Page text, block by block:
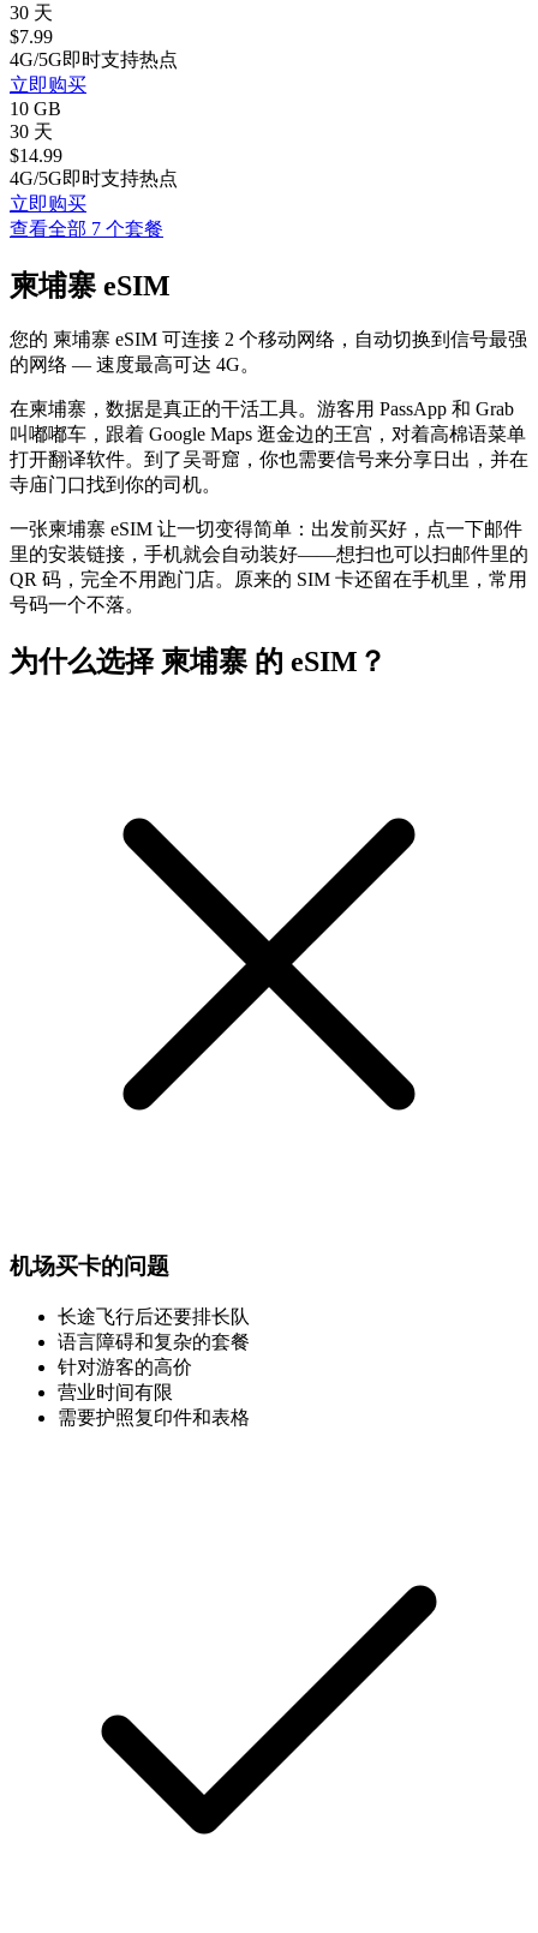
30 天
$7.99
4G/5G即时支持热点
立即购买
10 GB
30 天
$14.99
4G/5G即时支持热点
立即购买
查看全部 7 个套餐
柬埔寨 eSIM
您的 柬埔寨 eSIM 可连接 2 个移动网络，自动切换到信号最强
的网络 — 速度最高可达 4G。
在柬埔寨，数据是真正的干活工具。游客用 PassApp 和 Grab
叫嘟嘟车，跟着 Google Maps 逛金边的王宫，对着高棉语菜单
打开翻译软件。到了吴哥窟，你也需要信号来分享日出，并在
寺庙门口找到你的司机。
一张柬埔寨 eSIM 让一切变得简单：出发前买好，点一下邮件
里的安装链接，手机就会自动装好——想扫也可以扫邮件里的
QR 码，完全不用跑门店。原来的 SIM 卡还留在手机里，常用
号码一个不落。
为什么选择 柬埔寨 的 eSIM？
机场买卡的问题
长途飞行后还要排长队
语言障碍和复杂的套餐
针对游客的高价
营业时间有限
需要护照复印件和表格